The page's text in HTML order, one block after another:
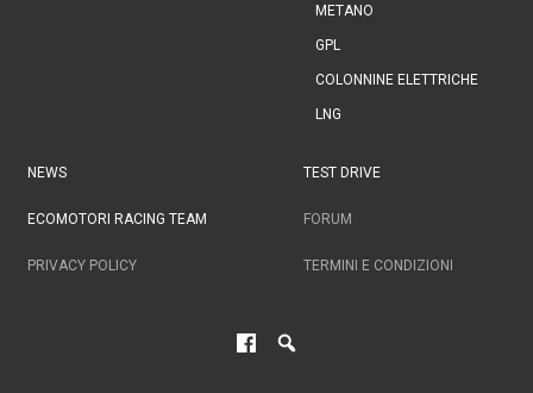
METANO
GPL
COLONNINE ELETTRICHE
LNG
NEWS TEST DRIVE
ECOMOTORI RACING TEAM FORUM
PRIVACY POLICY TERMINI E CONDIZIONI